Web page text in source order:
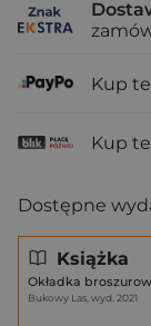
Kup
Kup
Dostępne
Książka
Okładka
Bukowy Las, wyd. 2021